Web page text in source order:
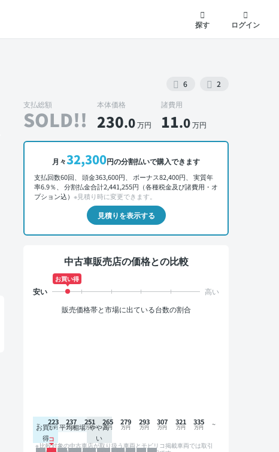
探す
ログイン
6 2
支払総額
SOLD!!
本体価格
230.0万円
諸費用
11.0万円
月々32,300円の分割払いで購入できます
支払回数60回、 頭金363,600円、 ボーナス82,400円、 実質年
率6.9％、 分割払金合計2,441,255円（各種税金及び諸費用・オ
プション込） ※見積り時に変更できます。
見積りを表示する
中古車販売店の価格との比較
お買い得
販売価格帯と市場に出ている台数の割合
お買い
得
平均相場 やや高
い
223 237 251 265 279 293 307 321 335
比較対象の中古車店が取り扱う車両とモビリコ掲載車両では取引